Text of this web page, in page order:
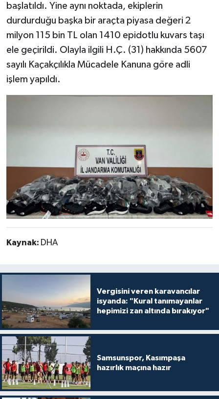
başlatıldı. Yine aynı noktada, ekiplerin
durdurduğu başka bir araçta piyasa değeri 2
milyon 115 bin TL olan 1410 epidotlu kuvars taşı
ele geçirildi. Olayla ilgili H.Ç. (31) hakkında 5607
sayılı Kaçakçılıkla Mücadele Kanuna göre adli
işlem yapıldı.
Kaynak: DHA
Vergisini veren karavancılar
isyanda: "Kural tanımayanlar
hepimizi zan altında bırakıyor"
Samsunspor, Kasımpaşa
hazırlık maçına hazır